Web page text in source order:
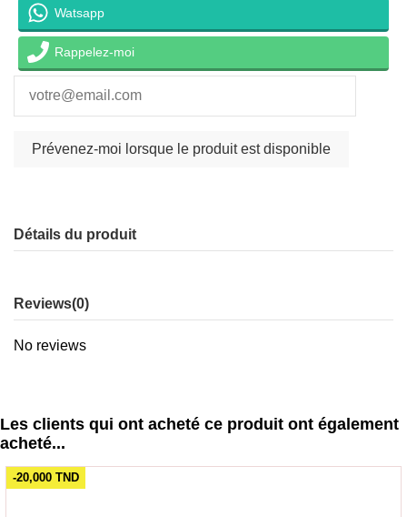
Watsapp
Rappelez-moi
Détails du produit
Reviews(0)
No reviews
Les clients qui ont acheté ce produit ont également
acheté...
-20,000 TND